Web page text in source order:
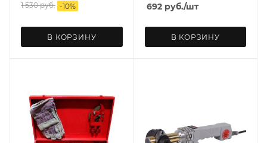
1 530руб. -10%
В КОРЗИНУ
692руб./шт
В КОРЗИНУ